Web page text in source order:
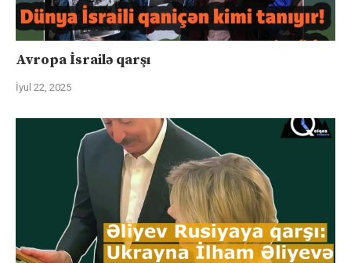
Avropa İsrailə qarşı
İyul 22, 2025